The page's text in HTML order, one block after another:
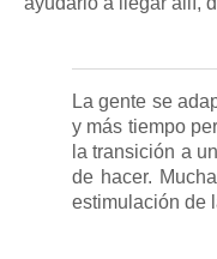
La gente se
y más tiempo
la transición a
de hacer.
estimulación de